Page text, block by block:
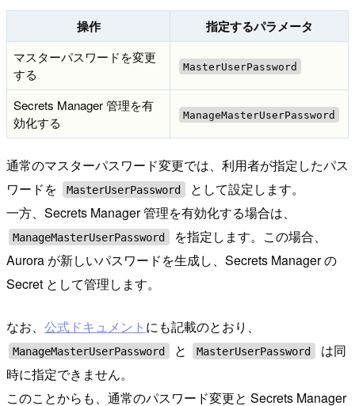
操作 指定するパラメータ
マスターパスワードを変更
する
MasterUserPassword
Secrets Manager 管理を有
効化する
ManageMasterUserPassword
通常のマスターパスワード変更では、利用者が指定したパス
ワードを
MasterUserPassword
として設定します。
一方、Secrets Manager 管理を有効化する場合は、
ManageMasterUserPassword
を指定します。この場合、
Aurora が新しいパスワードを生成し、Secrets Manager の
Secret として管理します。
なお、 公式ドキュメント にも記載のとおり、
ManageMasterUserPassword と MasterUserPassword
は同
時に指定できません。
このことからも、通常のパスワード変更と Secrets Manager